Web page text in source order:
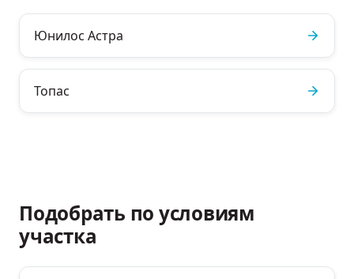
Юнилос Астра
Топас
Подобрать по условиям
участка